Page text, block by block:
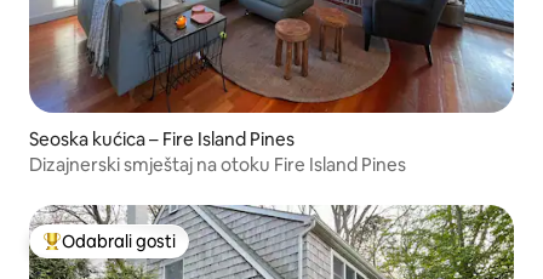
Seoska kućica – Fire Island Pines
Dizajnerski smještaj na otoku Fire Island Pines
Među najviše rangiranima s oznakom „Odabrali gosti”
Odabrali gosti